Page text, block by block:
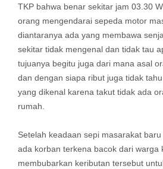
TKP bahwa benar sekitar jam 03.30
orang mengendarai sepeda motor
diantaranya ada yang membawa
sekitar tidak mengenal dan tidak tau
tujuanya begitu juga dari mana asal
dan dengan siapa ribut juga tidak
yang dikenal karena takut tidak ada
rumah.
Setelah keadaan sepi masarakat
ada korban terkena bacok dari warga
membubarkan keributan tersebut